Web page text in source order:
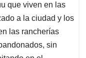
que viven en las
a la ciudad y los
las rancherías
sin